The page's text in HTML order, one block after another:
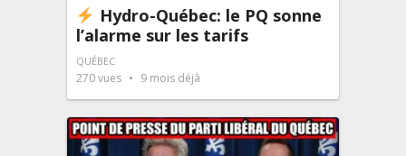
Hydro-Québec: le PQ sonne
l’alarme sur les tarifs
QUÉBEC
270vues 9 mois déjà